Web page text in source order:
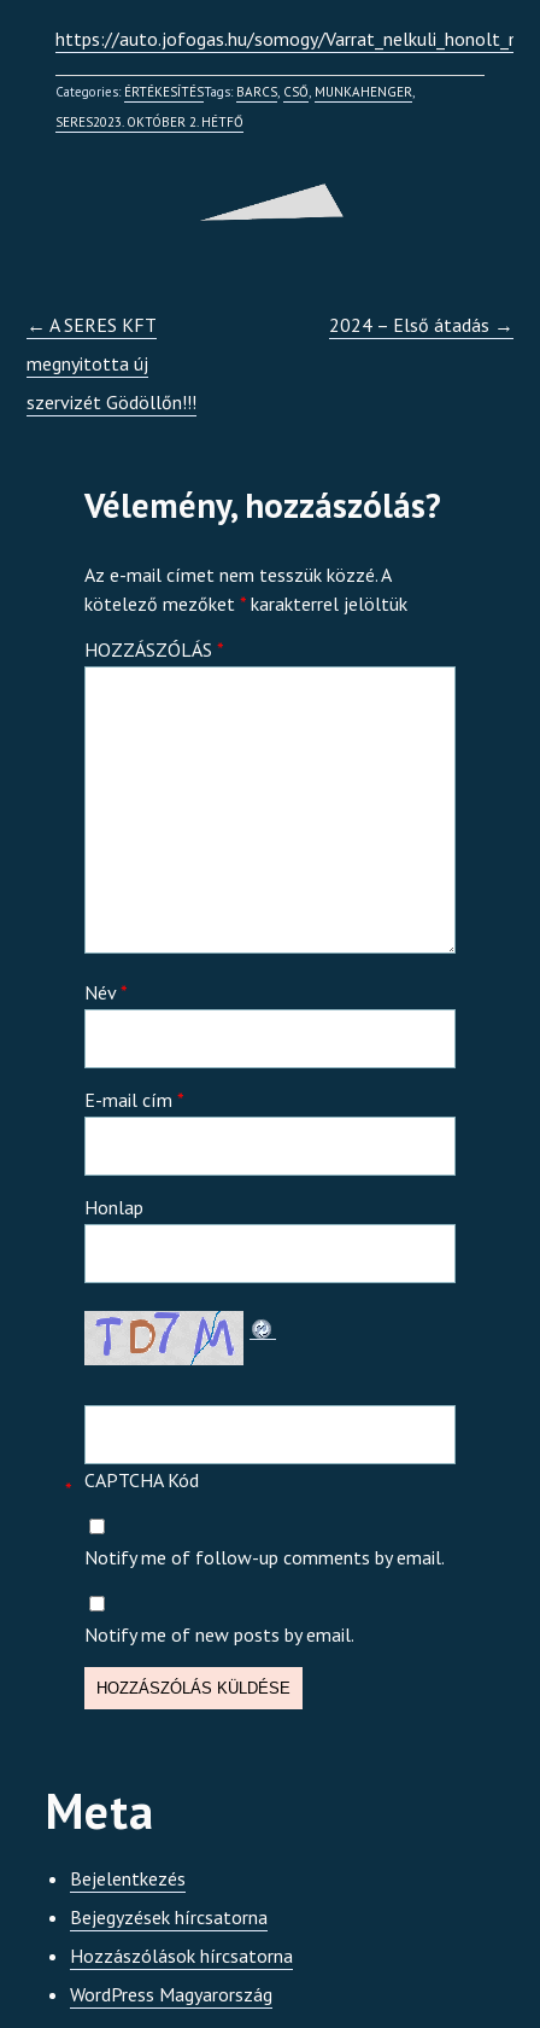
https://auto.jofogas.hu/somogy/
Categories: ÉRTÉKESÍTÉSTags: BARCS, CSŐ, MUNKAHENGER,
SERES2023. OKTÓBER 2. HÉTFŐ
← A SERES KFT
megnyitotta új
szervizét Gödöllőn!!!
2024 – Első átadás →
Vélemény, hozzászólás?
Az e-mail címet nem tesszük közzé.A
kötelező mezőket* karakterrel jelöltük
HOZZÁSZÓLÁS*
Név*
E-mail cím*
Honlap
CAPTCHA Kód
*
Notify me of follow-up comments by email.
Notify me of new posts by email.
Meta
Bejelentkezés
Bejegyzések hírcsatorna
Hozzászólások hírcsatorna
WordPress Magyarország